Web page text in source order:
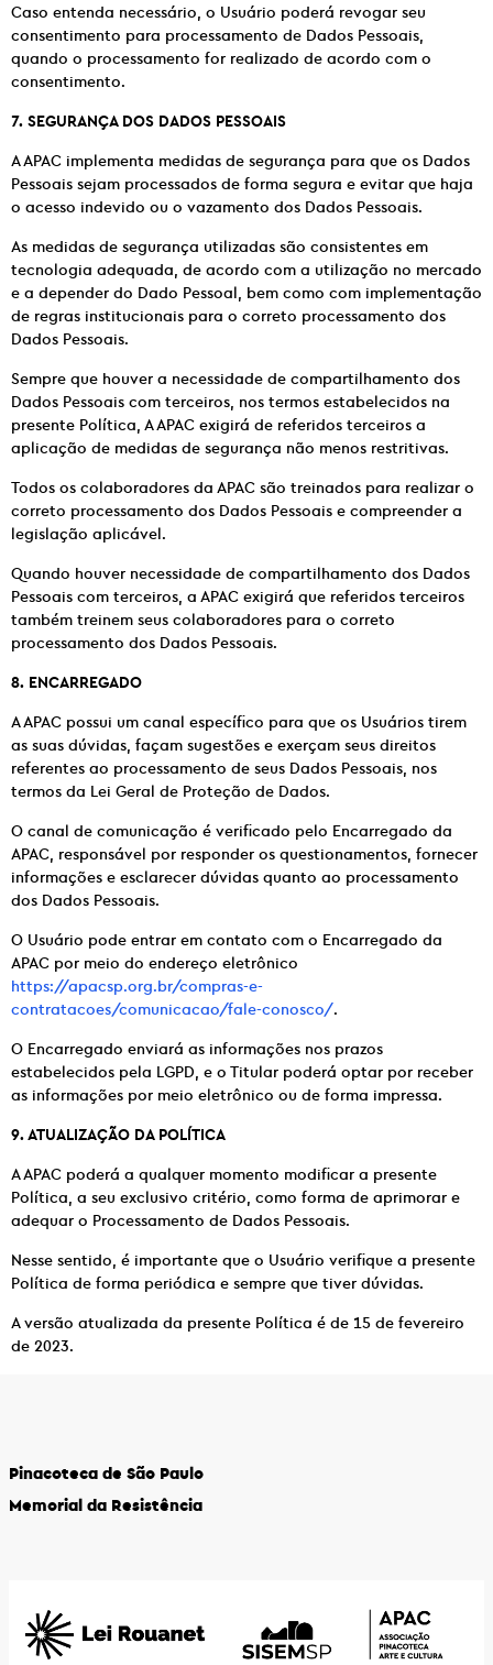
Caso entenda necessário, o Usuário poderá revogar seu
consentimento para processamento de Dados Pessoais,
quando o processamento for realizado de acordo com o
consentimento.
7. SEGURANÇA DOS DADOS PESSOAIS
A APAC implementa medidas de segurança para que os Dados
Pessoais sejam processados de forma segura e evitar que haja
o acesso indevido ou o vazamento dos Dados Pessoais.
As medidas de segurança utilizadas são consistentes em
tecnologia adequada, de acordo com a utilização no mercado
e a depender do Dado Pessoal, bem como com implementação
de regras institucionais para o correto processamento dos
Dados Pessoais.
Sempre que houver a necessidade de compartilhamento dos
Dados Pessoais com terceiros, nos termos estabelecidos na
presente Política, A APAC exigirá de referidos terceiros a
aplicação de medidas de segurança não menos restritivas.
Todos os colaboradores da APAC são treinados para realizar o
correto processamento dos Dados Pessoais e compreender a
legislação aplicável.
Quando houver necessidade de compartilhamento dos Dados
Pessoais com terceiros, a APAC exigirá que referidos terceiros
também treinem seus colaboradores para o correto
processamento dos Dados Pessoais.
8. ENCARREGADO
A APAC possui um canal específico para que os Usuários tirem
as suas dúvidas, façam sugestões e exerçam seus direitos
referentes ao processamento de seus Dados Pessoais, nos
termos da Lei Geral de Proteção de Dados.
O canal de comunicação é verificado pelo Encarregado da
APAC, responsável por responder os questionamentos, fornecer
informações e esclarecer dúvidas quanto ao processamento
dos Dados Pessoais.
O Usuário pode entrar em contato com o Encarregado da
APAC por meio do endereço eletrônico
https://apacsp.org.br/compras-e-
contratacoes/comunicacao/fale-conosco/.
O Encarregado enviará as informações nos prazos
estabelecidos pela LGPD, e o Titular poderá optar por receber
as informações por meio eletrônico ou de forma impressa.
9. ATUALIZAÇÃO DA POLÍTICA
A APAC poderá a qualquer momento modificar a presente
Política, a seu exclusivo critério, como forma de aprimorar e
adequar o Processamento de Dados Pessoais.
Nesse sentido, é importante que o Usuário verifique a presente
Política de forma periódica e sempre que tiver dúvidas.
A versão atualizada da presente Política é de 15 de fevereiro
de 2023.
Pinacoteca de São Paulo
Memorial da Resistência